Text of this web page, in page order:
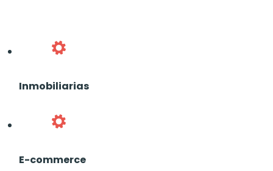
Inmobiliarias
E-commerce